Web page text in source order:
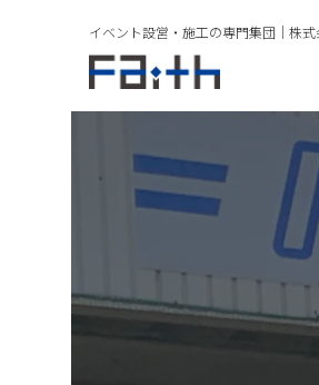
イベント設営・施工の専門集団｜ 株式